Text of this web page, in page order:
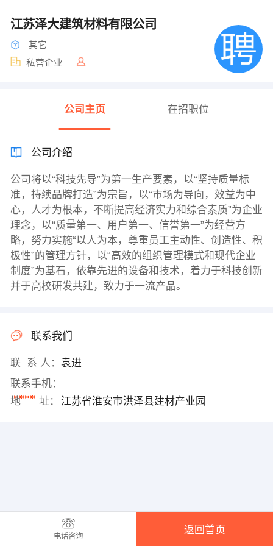
江苏泽大建筑材料有限公司
其它
私营企业
公司主页 在招职位
公司介绍
公司将以“科技先导”为第一生产要素，以“坚持质量标
准，持续品牌打造”为宗旨，以“市场为导向，效益为中
心，人才为根本，不断提高经济实力和综合素质”为企业
理念，以“质量第一、用户第一、信誉第一”为经营方
略，努力实施“以人为本，尊重员工主动性、创造性、积
极性”的管理方针，以“高效的组织管理模式和现代企业
制度”为基石，依靠先进的设备和技术，着力于科技创新
并于高校研发共建，致力于一流产品。
联系我们
联 系 人： 袁进
联系手机：
****
地 址： 江苏省淮安市洪泽县建材产业园
电话咨询
返回首页